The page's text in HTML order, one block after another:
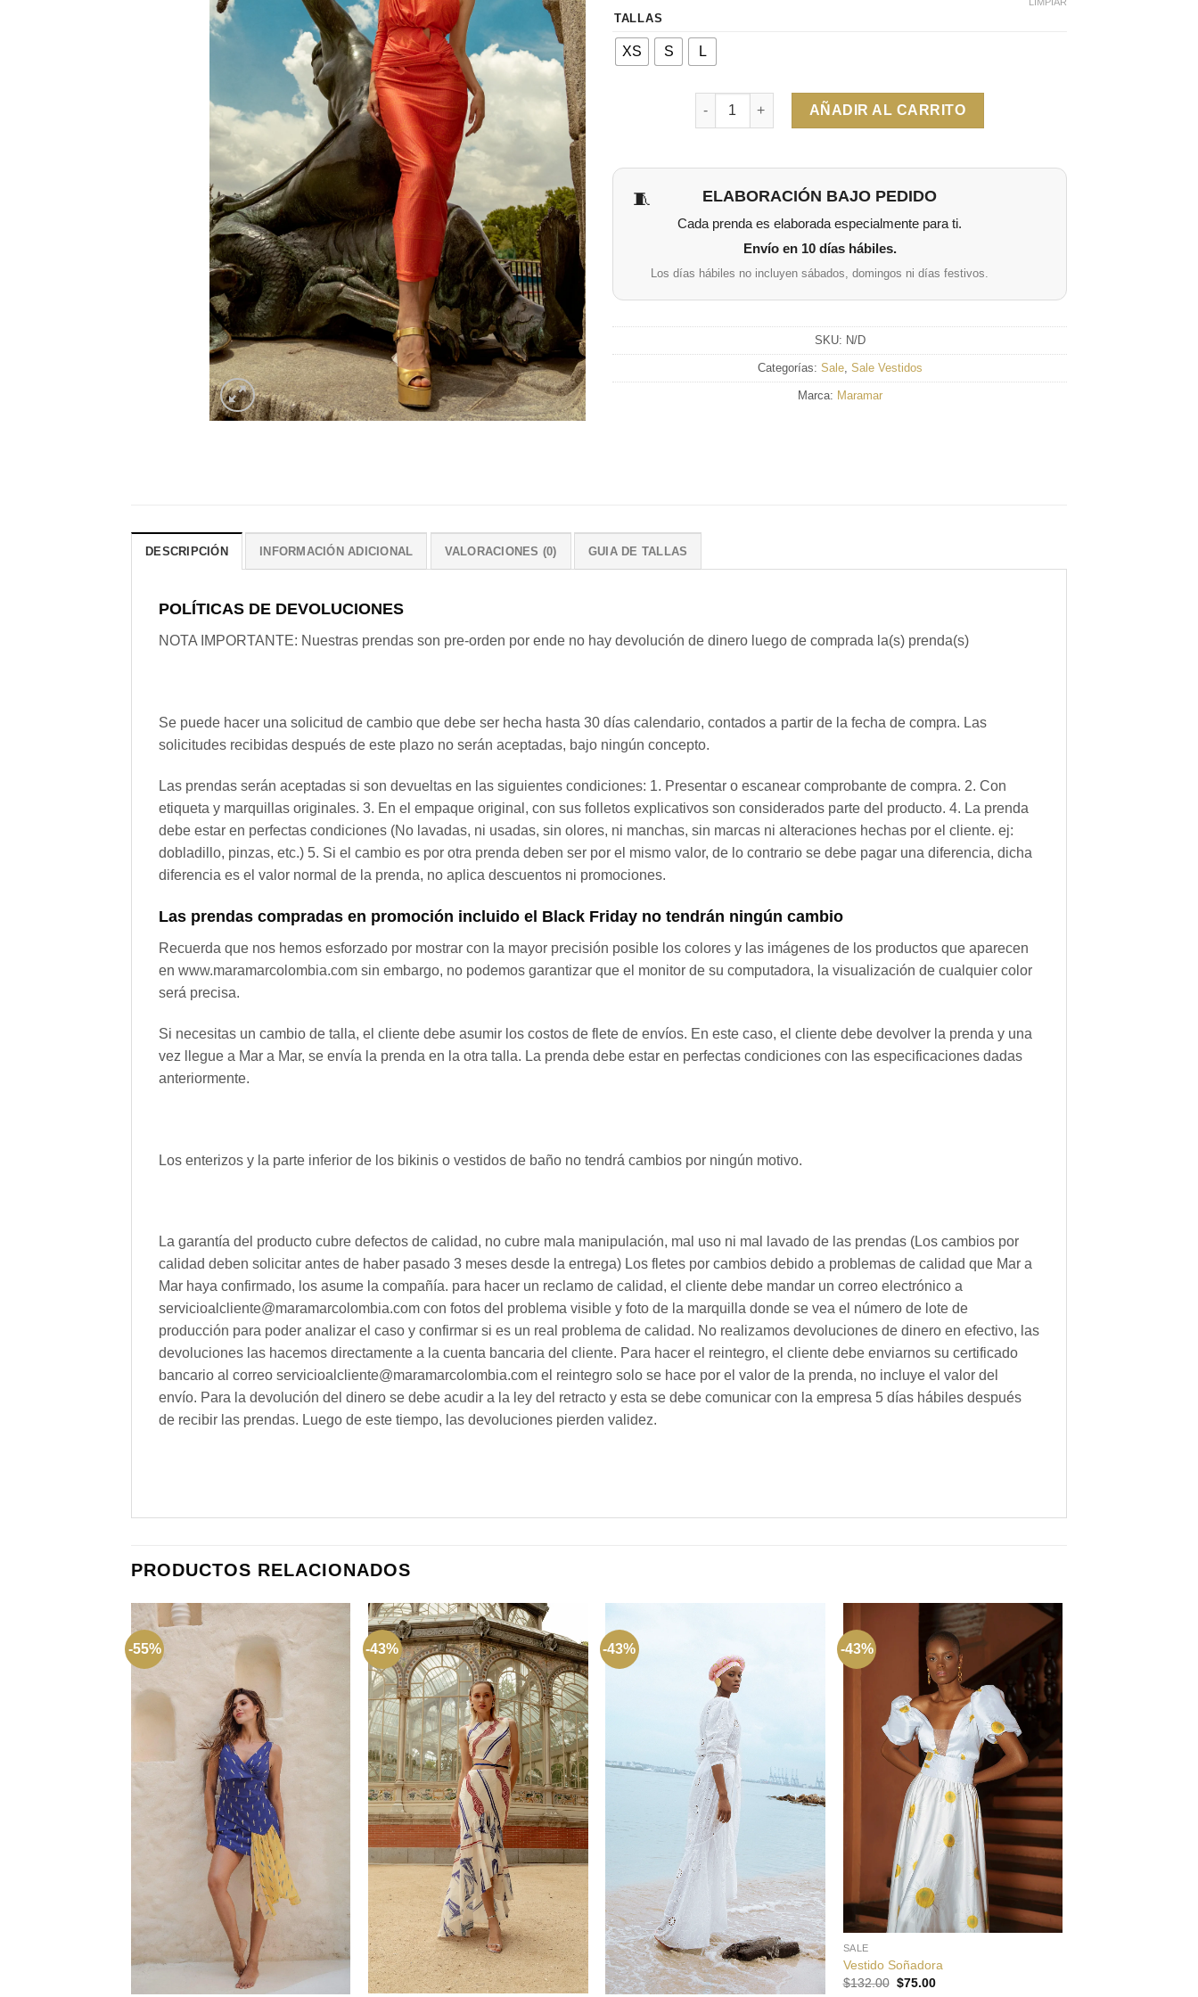
TALLAS
XS S L
Cantidad
AÑADIR AL CARRITO
🧵 ELABORACIÓN BAJO PEDIDO
Cada prenda es elaborada especialmente para ti.
Envío en 10 días hábiles.
Los días hábiles no incluyen sábados, domingos ni días festivos.
SKU: N/D
Categorías: Sale, Sale Vestidos
Marca: Maramar
DESCRIPCIÓN INFORMACIÓN ADICIONAL VALORACIONES (0) GUIA DE TALLAS
POLÍTICAS DE DEVOLUCIONES
NOTA IMPORTANTE: Nuestras prendas son pre-orden por ende no hay devolución de dinero luego de comprada la(s) prenda(s)
Se puede hacer una solicitud de cambio que debe ser hecha hasta 30 días calendario, contados a partir de la fecha de compra. Las
solicitudes recibidas después de este plazo no serán aceptadas, bajo ningún concepto.
Las prendas serán aceptadas si son devueltas en las siguientes condiciones: 1. Presentar o escanear comprobante de compra. 2. Con
etiqueta y marquillas originales. 3. En el empaque original, con sus folletos explicativos son considerados parte del producto. 4. La prenda
debe estar en perfectas condiciones (No lavadas, ni usadas, sin olores, ni manchas, sin marcas ni alteraciones hechas por el cliente. ej:
dobladillo, pinzas, etc.) 5. Si el cambio es por otra prenda deben ser por el mismo valor, de lo contrario se debe pagar una diferencia, dicha
diferencia es el valor normal de la prenda, no aplica descuentos ni promociones.
Las prendas compradas en promoción incluido el Black Friday no tendrán ningún cambio
Recuerda que nos hemos esforzado por mostrar con la mayor precisión posible los colores y las imágenes de los productos que aparecen
en www.maramarcolombia.com sin embargo, no podemos garantizar que el monitor de su computadora, la visualización de cualquier color
será precisa.
Si necesitas un cambio de talla, el cliente debe asumir los costos de flete de envíos. En este caso, el cliente debe devolver la prenda y una
vez llegue a Mar a Mar, se envía la prenda en la otra talla. La prenda debe estar en perfectas condiciones con las especificaciones dadas
anteriormente.
Los enterizos y la parte inferior de los bikinis o vestidos de baño no tendrá cambios por ningún motivo.
La garantía del producto cubre defectos de calidad, no cubre mala manipulación, mal uso ni mal lavado de las prendas (Los cambios por
calidad deben solicitar antes de haber pasado 3 meses desde la entrega) Los fletes por cambios debido a problemas de calidad que Mar a
Mar haya confirmado, los asume la compañía. para hacer un reclamo de calidad, el cliente debe mandar un correo electrónico a
servicioalcliente@maramarcolombia.com con fotos del problema visible y foto de la marquilla donde se vea el número de lote de
producción para poder analizar el caso y confirmar si es un real problema de calidad. No realizamos devoluciones de dinero en efectivo, las
devoluciones las hacemos directamente a la cuenta bancaria del cliente. Para hacer el reintegro, el cliente debe enviarnos su certificado
bancario al correo servicioalcliente@maramarcolombia.com el reintegro solo se hace por el valor de la prenda, no incluye el valor del
envío. Para la devolución del dinero se debe acudir a la ley del retracto y esta se debe comunicar con la empresa 5 días hábiles después
de recibir las prendas. Luego de este tiempo, las devoluciones pierden validez.
PRODUCTOS RELACIONADOS
-55% -43%
+
-43%
+
-43%
+
SALE
Vestido Soñadora
$132.00 El
$75.00El